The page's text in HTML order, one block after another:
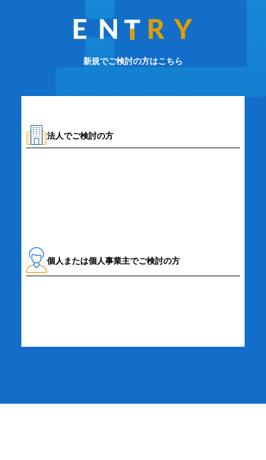
新規でご検討の方はこちら
法人でご検討の方
個人または個人事業主でご検討の方